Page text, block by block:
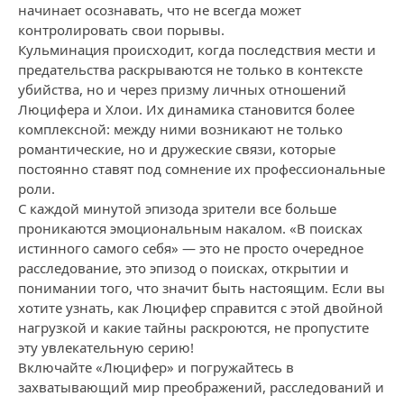
начинает осознавать, что не всегда может
контролировать свои порывы.
Кульминация происходит, когда последствия мести и
предательства раскрываются не только в контексте
убийства, но и через призму личных отношений
Люцифера и Хлои. Их динамика становится более
комплексной: между ними возникают не только
романтические, но и дружеские связи, которые
постоянно ставят под сомнение их профессиональные
роли.
С каждой минутой эпизода зрители все больше
проникаются эмоциональным накалом. «В поисках
истинного самого себя» — это не просто очередное
расследование, это эпизод о поисках, открытии и
понимании того, что значит быть настоящим. Если вы
хотите узнать, как Люцифер справится с этой двойной
нагрузкой и какие тайны раскроются, не пропустите
эту увлекательную серию!
Включайте «Люцифер» и погружайтесь в
захватывающий мир преображений, расследований и